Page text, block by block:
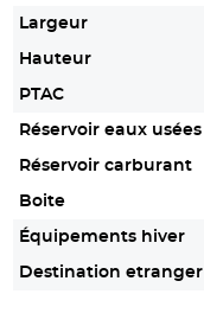
Largeur
Hauteur
PTAC
Réservoir eaux usées
Réservoir carburant
Boite
Équipements hiver
Destination etranger